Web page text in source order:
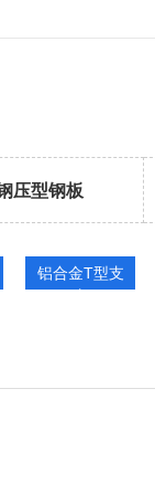
压型钢板
铝合金T型支